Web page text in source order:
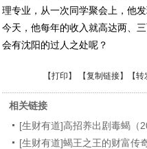
理专业，从一次同学聚会上，他
今天，他每年的收入就高达两、
会有沈阳的过人之处呢？
【打印 】 【复制链接】【转
相关链接
[生财有道]高招养出剧毒蝎（
[生财有道]蝎王之王的财富传